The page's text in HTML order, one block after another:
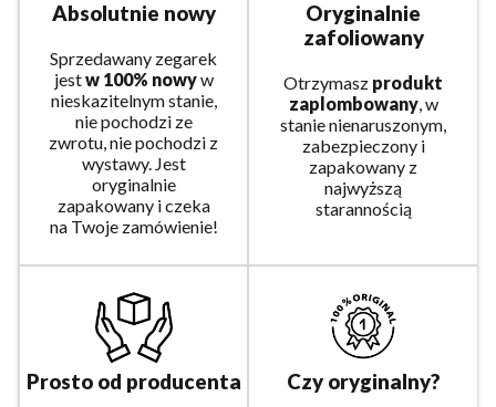
Absolutnie nowy
Sprzedawany zegarek
jestw 100% nowyw
nieskazitelnym stanie,
nie pochodzi ze
zwrotu, nie pochodzi z
wystawy. Jest
oryginalnie
zapakowany i czeka
na Twoje zamówienie!
Oryginalnie
zafoliowany
Otrzymasz produkt
zaplombowany, w
stanie nienaruszonym,
zabezpieczony i
zapakowany z
najwyższą
starannością
Prosto od producenta Czy oryginalny?